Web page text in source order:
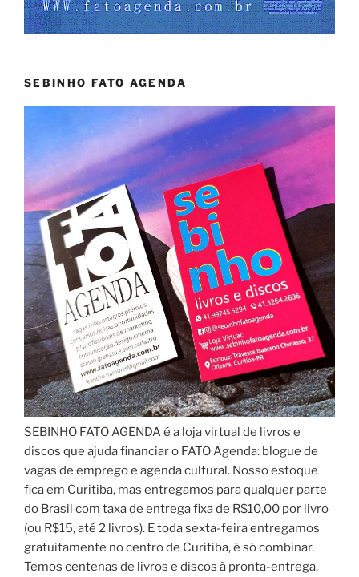
SEBINHO FATO AGENDA
SEBINHO FATO AGENDA é a loja virtual de livros e
discos que ajuda financiar o FATO Agenda: blogue de
vagas de emprego e agenda cultural. Nosso estoque
fica em Curitiba, mas entregamos para qualquer parte
do Brasil com taxa de entrega fixa de R$10,00 por livro
(ou R$15, até 2 livros). E toda sexta-feira entregamos
gratuitamente no centro de Curitiba, é só combinar.
Temos centenas de livros e discos à pronta-entrega.